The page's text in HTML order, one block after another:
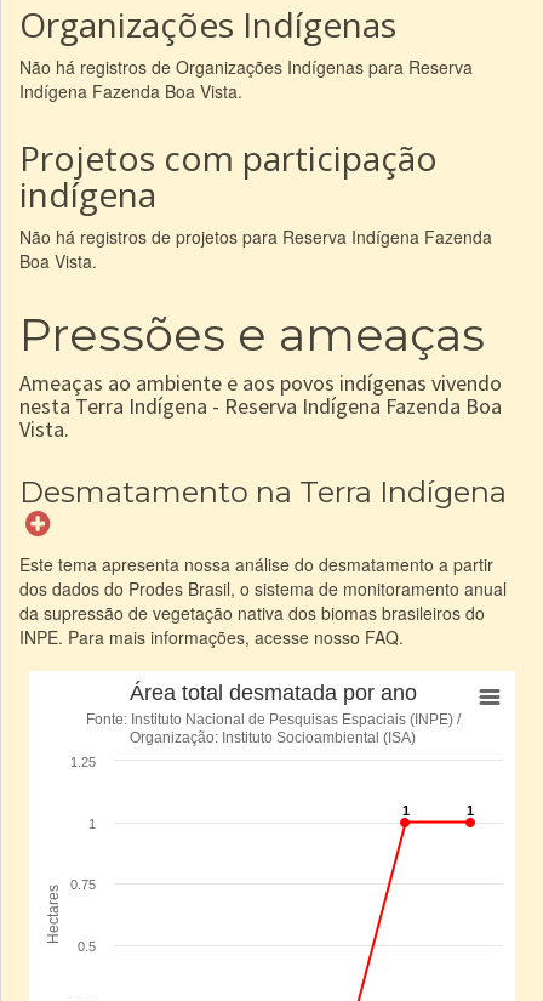
Organizações Indígenas
Não há registros de Organizações Indígenas para Reserva
Indígena Fazenda Boa Vista.
Projetos com participação
indígena
Não há registros de projetos para Reserva Indígena Fazenda
Boa Vista.
Pressões e ameaças
Ameaças ao ambiente e aos povos indígenas vivendo
nesta Terra Indígena - Reserva Indígena Fazenda Boa
Vista.
Desmatamento na Terra Indígena
Este tema apresenta nossa análise do desmatamento a partir
dos dados do Prodes Brasil, o sistema de monitoramento anual
da supressão de vegetação nativa dos biomas brasileiros do
INPE. Para mais informações, acesse nosso FAQ.